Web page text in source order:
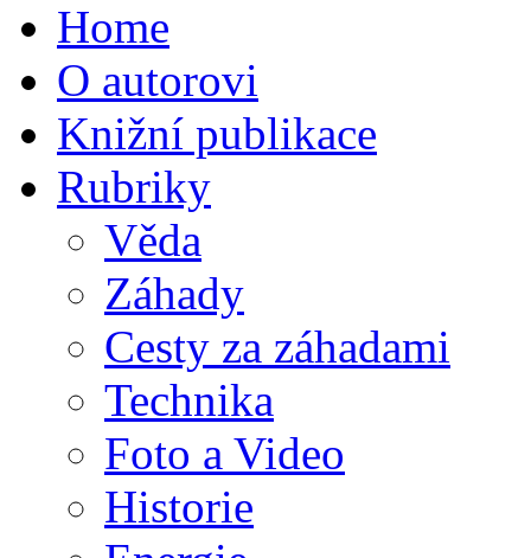
Home
O autorovi
Knižní publikace
Rubriky
Věda
Záhady
Cesty za záhadami
Technika
Foto a Video
Historie